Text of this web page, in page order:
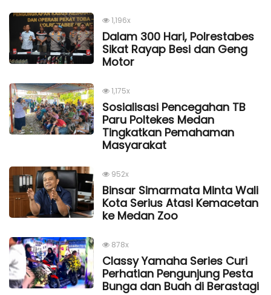
1,196x
Dalam 300 Hari, Polrestabes
Sikat Rayap Besi dan Geng
Motor
1,175x
Sosialisasi Pencegahan TB
Paru Poltekes Medan
Tingkatkan Pemahaman
Masyarakat
952x
Binsar Simarmata Minta Wali
Kota Serius Atasi Kemacetan
ke Medan Zoo
878x
Classy Yamaha Series Curi
Perhatian Pengunjung Pesta
Bunga dan Buah di Berastagi